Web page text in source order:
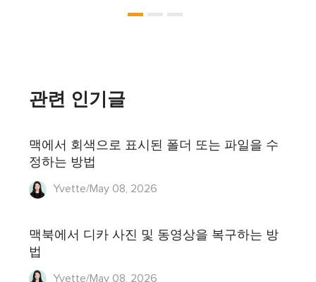
관련 인기글
맥에서 회색으로 표시된 폴더 또는 파일을 수
정하는 방법
Yvette/May 08, 2026
맥북에서 디카 사진 및 동영상을 복구하는 방
법
Yvette/May 08, 2026